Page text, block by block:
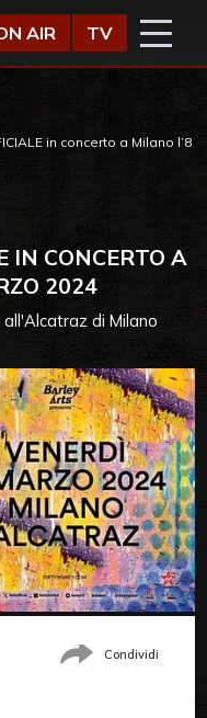
AIR TV
in concerto a Milano l’8
IN CONCERTO A
2024
di Milano
Condividi